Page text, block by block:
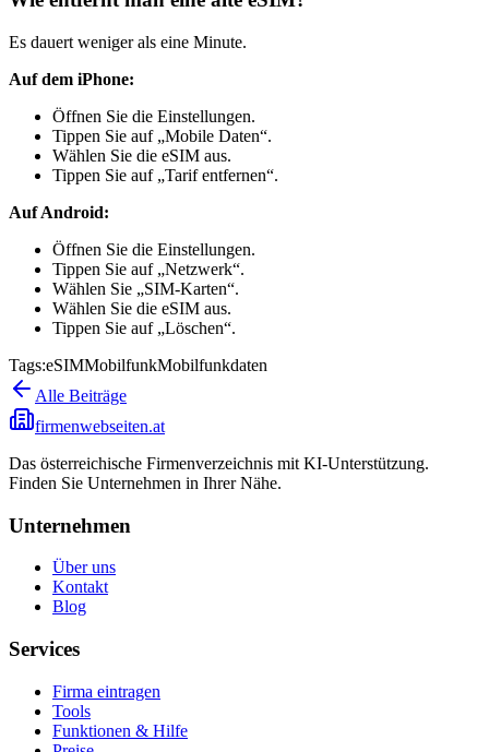
Es dauert weniger als eine Minute.
Auf dem iPhone:
Öffnen Sie die Einstellungen.
Tippen Sie auf „Mobile Daten“.
Wählen Sie die eSIM aus.
Tippen Sie auf „Tarif entfernen“.
Auf Android:
Öffnen Sie die Einstellungen.
Tippen Sie auf „Netzwerk“.
Wählen Sie „SIM-Karten“.
Wählen Sie die eSIM aus.
Tippen Sie auf „Löschen“.
Tags:eSIMMobilfunkMobilfunkdaten
Alle Beiträge
firmenwebseiten.at
Das österreichische Firmenverzeichnis mit KI-Unterstützung.
Finden Sie Unternehmen in Ihrer Nähe.
Unternehmen
Über uns
Kontakt
Blog
Services
Firma eintragen
Tools
Funktionen & Hilfe